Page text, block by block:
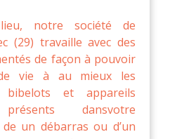
notre société de
(29) travaille avec des
de façon à pouvoir
vie à au mieux les
bibelots et appareils
présents dansvotre
un débarras ou d’un